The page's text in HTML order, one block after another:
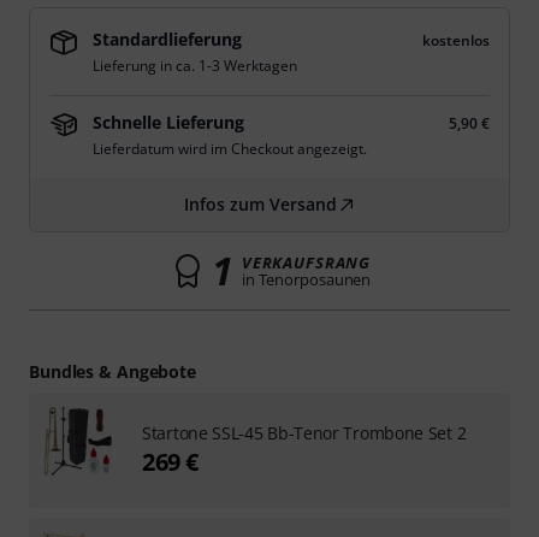
Standardlieferung
kostenlos
Lieferung in ca. 1-3 Werktagen
Schnelle Lieferung
5,90 €
Lieferdatum wird im Checkout angezeigt.
Infos zum Versand
1 VERKAUFSRANG
in Tenorposaunen
Bundles & Angebote
Startone SSL-45 Bb-Tenor Trombone Set 2
269 €